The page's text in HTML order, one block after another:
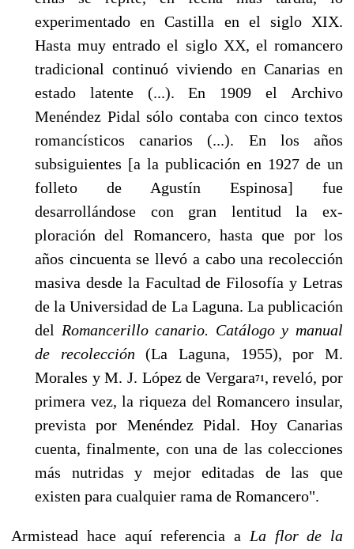
experimentado en Castilla en el siglo XIX.
Hasta muy entrado el siglo XX, el romancero
tradicional conti­nuó viviendo en Canarias en
estado latente (...). En 1909 el Archivo
Menéndez Pidal sólo contaba con cinco textos
romancísticos canarios (...). En los años
subsiguientes [a la publica­ción en 1927 de un
folleto de Agustín Espinosa] fue
desarrollándose con gran lentitud la ex­
ploración del Romancero, hasta que por los
años cincuenta se llevó a cabo una recolección
masiva desde la Facultad de Filosofía y Letras
de la Universidad de La Laguna. La publicación
del Romancerillo canario. Catálogo y manual
de recolección(La Laguna, 1955), por M.
Mora­les y M. J. López de Vergara71 , reveló, por
primera vez, la riqueza del Romancero insular,
pre­vista por Menéndez Pidal. Hoy Canarias
cuenta, finalmente, con una de las colecciones
más nutridas y mejor editadas de las que
existen para cualquier rama de Romancero".
Armistead hace aquí referencia a La flor de la